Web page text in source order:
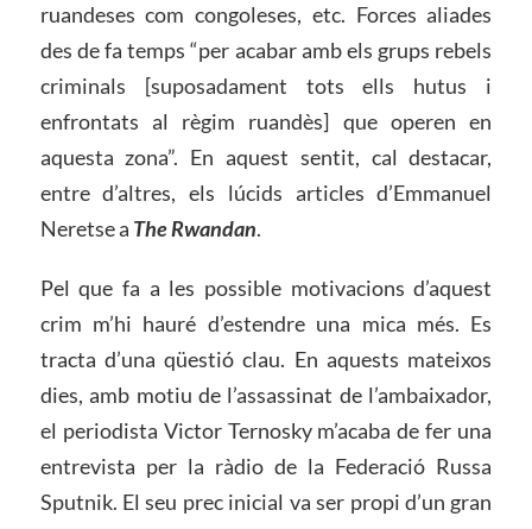
ruandeses com congoleses, etc. Forces aliades
des de fa temps “per acabar amb els grups rebels
criminals [suposadament tots ells hutus i
enfrontats al règim ruandès] que operen en
aquesta zona”. En aquest sentit, cal destacar,
entre d’altres, els lúcids articles d’Emmanuel
Neretse a The Rwandan.
Pel que fa a les possible motivacions d’aquest
crim m’hi hauré d’estendre una mica més. Es
tracta d’una qüestió clau. En aquests mateixos
dies, amb motiu de l’assassinat de l’ambaixador,
el periodista Victor Ternosky m’acaba de fer una
entrevista per la ràdio de la Federació Russa
Sputnik. El seu prec inicial va ser propi d’un gran